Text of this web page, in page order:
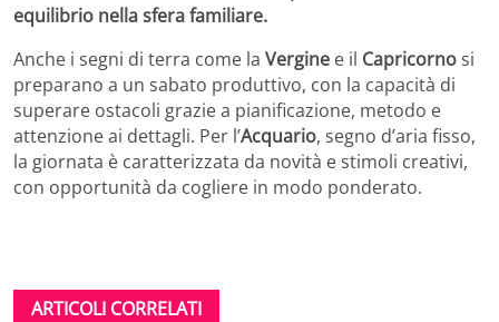
equilibrio nella sfera familiare.
Anche i segni di terra come la Vergine e il Capricornosi
preparano a un sabato produttivo, con la capacità di
superare ostacoli grazie a pianificazione, metodo e
attenzione ai dettagli. Per l’Acquario, segno d’aria fisso,
la giornata è caratterizzata da novità e stimoli creativi,
con opportunità da cogliere in modo ponderato.
ARTICOLI CORRELATI